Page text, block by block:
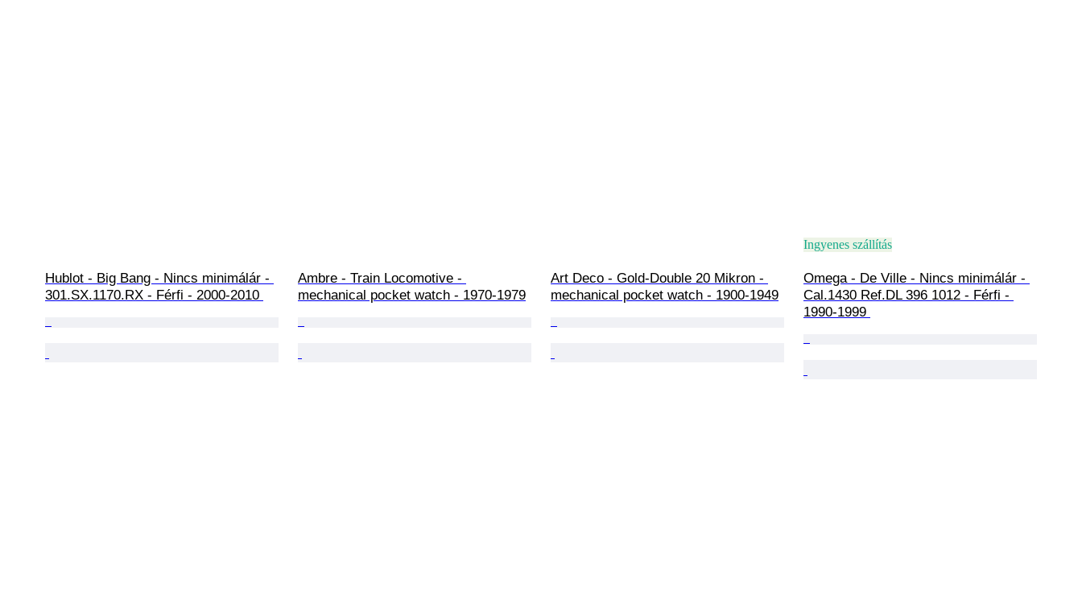
Hublot - Big Bang - Nincs minimálár -
301.SX.1170.RX - Férfi - 2000-2010
Ambre - Train Locomotive -
mechanical pocket watch - 1970-1979
Art Deco - Gold-Double 20 Mikron -
mechanical pocket watch - 1900-1949
Ingyenes szállítás
Omega - De Ville - Nincs minimálár -
Cal.1430 Ref.DL 396 1012 - Férfi -
1990-1999